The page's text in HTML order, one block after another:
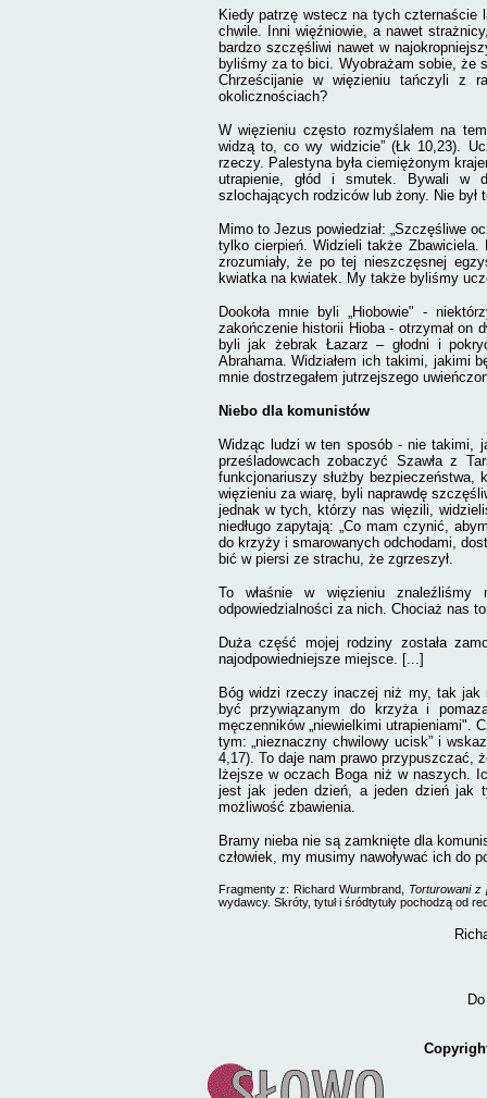
Kiedy patrzę wstecz na tych czternaście
chwile. Inni więźniowie, a nawet
bardzo szczęśliwi nawet w
byliśmy za to bici. Wyobrażam sobie, że
Chrześcijanie w więzieniu tańczyli z
okolicznościach?
W więzieniu często rozmyślałem na
widzą to, co wy widzicie” (Łk 10,23).
rzeczy. Palestyna była ciemiężonym
utrapienie, głód i smutek. Bywali w
szlochających rodziców lub żony. Nie był
Mimo to Jezus powiedział: „Szczęśliwe
tylko cierpień. Widzieli także
zrozumiały, że po tej nieszczęsnej
kwiatka na kwiatek. My także byliśmy
Dookoła mnie byli „Hiobowie" -
zakończenie historii Hioba - otrzymał on
byli jak żebrak Łazarz – głodni i
Abrahama. Widziałem ich takimi, jakimi
mnie dostrzegałem jutrzejszego
Niebo dla komunistów
Widząc ludzi w ten sposób - nie takimi,
prześladowcach zobaczyć Szawła z
funkcjonariuszy służby
więzieniu za wiarę, byli naprawdę
jednak w tych, którzy nas więzili,
niedługo zapytają: „Co mam czynić,
do krzyży i smarowanych odchodami,
bić w piersi ze strachu, że zgrzeszył.
To właśnie w więzieniu znaleźliśmy
odpowiedzialności za nich. Chociaż nas
Duża część mojej rodziny została
najodpowiedniejsze miejsce. [...]
Bóg widzi rzeczy inaczej niż my, tak
być przywiązanym do krzyża i
męczenników „niewielkimi utrapieniami".
tym: „nieznaczny chwilowy ucisk” i
4,17). To daje nam prawo przypuszczać,
lżejsze w oczach Boga niż w naszych.
jest jak jeden dzień, a jeden dzień jak
możliwość zbawienia.
Bramy nieba nie są zamknięte dla
człowiek, my musimy nawoływać ich do
Fragmenty z: Richard Wurmbrand, Torturowani z
wydawcy. Skróty, tytuł i śródtytuły pochodzą od